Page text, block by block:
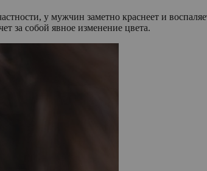
у мужчин заметно краснеет и
за собой явное изменение цвета.